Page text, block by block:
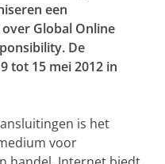
een
Global Online
De
tot 15 mei 2012 in
is het
voor